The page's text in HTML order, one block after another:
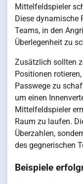
Mittelfeldspieler
Diese dynamische
Teams, in den
Überlegenheit zu
Zusätzlich sollten
Positionen
Passwege zu
um einen
Mittelfeldspieler
Raum zu laufen.
Überzahlen,
des gegnerischen
Beispiele